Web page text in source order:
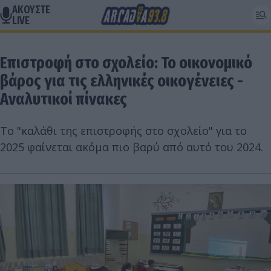
ΑΚΟΥΣΤΕ
LIVE
Επιστροφή στο σχολείο: Το οικονομικό
βάρος για τις ελληνικές οικογένειες -
Αναλυτικοί πίνακες
Tο "καλάθι της επιστροφής στο σχολείο" για το
2025 φαίνεται ακόμα πιο βαρύ από αυτό του 2024.